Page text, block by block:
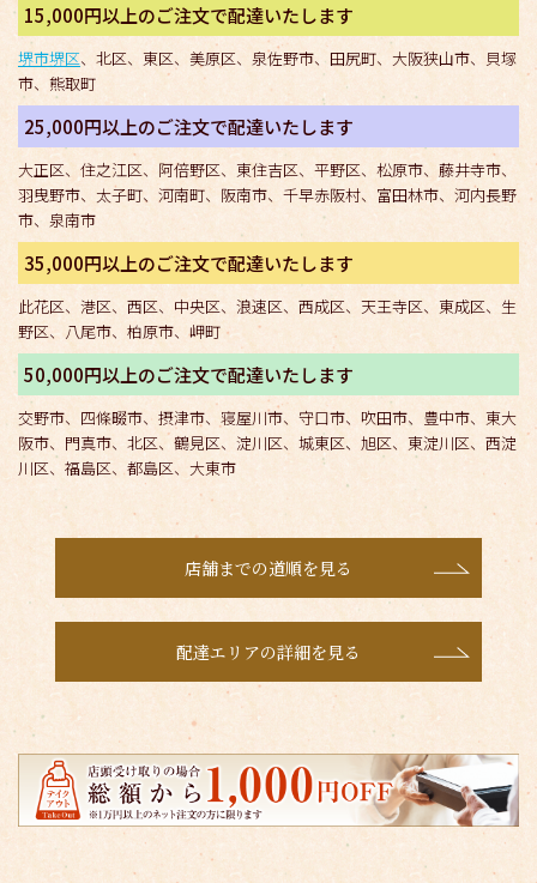
15,000円以上のご注文で配達いたします
堺市堺区、北区、東区、美原区、泉佐野市、田尻町、大阪狭山市、貝塚
市、熊取町
25,000円以上のご注文で配達いたします
大正区、住之江区、阿倍野区、東住吉区、平野区、松原市、藤井寺市、
羽曳野市、太子町、河南町、阪南市、千早赤阪村、富田林市、河内長野
市、泉南市
35,000円以上のご注文で配達いたします
此花区、港区、西区、中央区、浪速区、西成区、天王寺区、東成区、生
野区、八尾市、柏原市、岬町
50,000円以上のご注文で配達いたします
交野市、四條畷市、摂津市、寝屋川市、守口市、吹田市、豊中市、東大
阪市、門真市、北区、鶴見区、淀川区、城東区、旭区、東淀川区、西淀
川区、福島区、都島区、大東市
店舗までの道順を見る
配達エリアの詳細を見る